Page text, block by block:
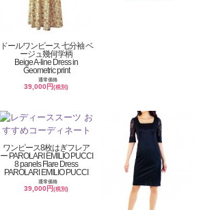
ドールワンピース 七分袖 ベ
ージュ幾何学柄
Beige A-line Dress in
Geometric print
通常価格
39,000円(税別)
ワンピース8枚はぎフレア
ー PAROLARI EMILIO PUCCI
8 panels Flare Dress
PAROLARI EMILIO PUCCI
通常価格
39,000円(税別)